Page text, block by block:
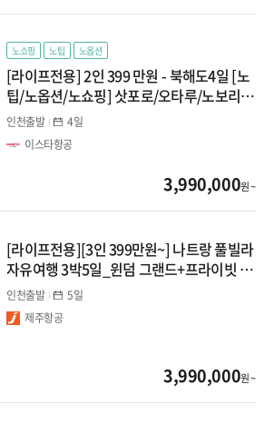
중국
크루즈/허니문/골프
국내
더오름 전용
노쇼핑 노팁 노옵션
[라이프전용] 2인 399 만원 - 북해도4일 [노
팁/노옵션/노쇼핑] 삿포로/오타루/노보리베
츠/비에이/삿포로 호텔 3연박
인천출발
4일
이스타항공
3,990,000원 ~
[라이프전용][3인 399만원~] 나트랑 풀빌라
자유여행 3박5일_윈덤 그랜드+프라이빗 전
용차량+호핑or빈원더스 선택
인천출발
5일
제주항공
3,990,000원 ~